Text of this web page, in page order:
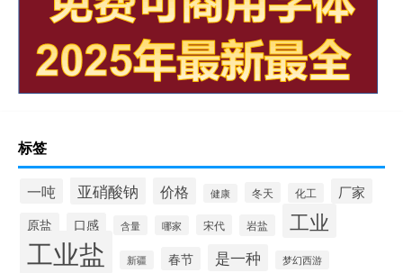
标签
一吨 亚硝酸钠 价格 健康 冬天 化工 厂家
原盐 口感 含量 哪家 宋代 岩盐 工业
工业盐 新疆 春节 是一种 梦幻西游